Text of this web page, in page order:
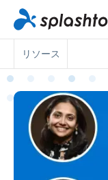
リソース